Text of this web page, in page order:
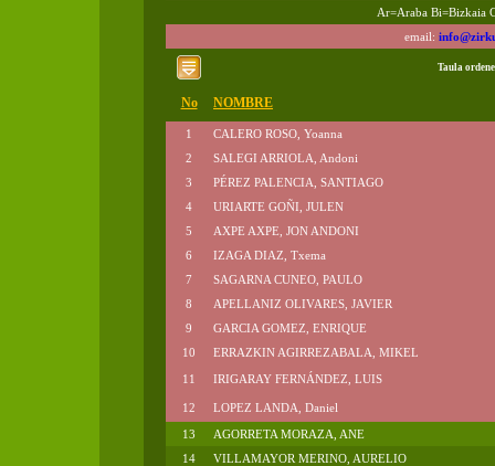
Ar=Araba Bi=Bizkaia
email:
Taula
No NOMBRE
1
CALERO ROSO, Yoanna
2
SALEGI ARRIOLA, Andoni
3
PÉREZ PALENCIA, SANTIAGO
4
URIARTE GOÑI, JULEN
5
AXPE AXPE, JON ANDONI
6
IZAGA DIAZ, Txema
7
SAGARNA CUNEO, PAULO
8
APELLANIZ OLIVARES, JAVIER
9
GARCIA GOMEZ, ENRIQUE
10
ERRAZKIN AGIRREZABALA, MIKEL
11
IRIGARAY FERNÁNDEZ, LUIS
12
LOPEZ LANDA, Daniel
13
AGORRETA MORAZA, ANE
14
VILLAMAYOR MERINO, AURELIO